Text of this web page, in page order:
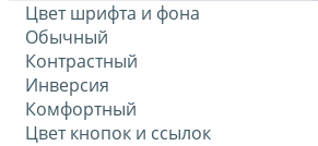
Цвет шрифта и фона
Обычный
Контрастный
Инверсия
Комфортный
Цвет кнопок и ссылок